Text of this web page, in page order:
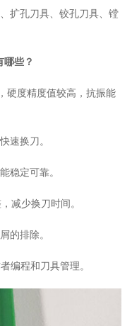
孔刀具、铰孔刀具、镗
些？
度精度值较高，抗振能
换刀。
定可靠。
少换刀时间。
排除。
程和刀具管理。